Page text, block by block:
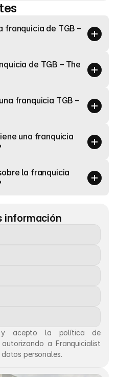
franquicia de TGB –
de TGB – The
franquicia TGB –
una franquicia
la franquicia
información
acepto la política de
a Franquicialist
personales.